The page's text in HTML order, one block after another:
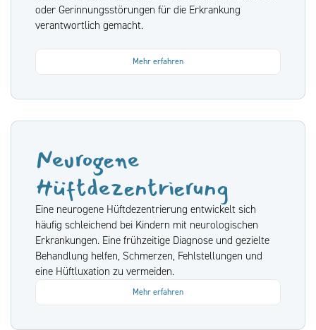
oder Gerinnungsstörungen für die Erkrankung
verantwortlich gemacht.
Mehr erfahren
Neurogene
Hüftdezentrierung
Eine neurogene Hüftdezentrierung entwickelt sich
häufig schleichend bei Kindern mit neurologischen
Erkrankungen. Eine frühzeitige Diagnose und gezielte
Behandlung helfen, Schmerzen, Fehlstellungen und
eine Hüftluxation zu vermeiden.
Mehr erfahren